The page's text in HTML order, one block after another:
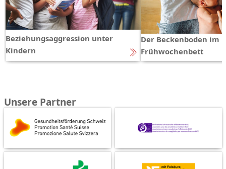
Beziehungsaggression unter
Kindern
Der Beckenboden im
Frühwochenbett
Unsere Partner